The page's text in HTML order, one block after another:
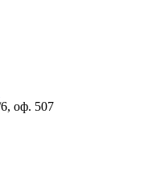
оф. 507